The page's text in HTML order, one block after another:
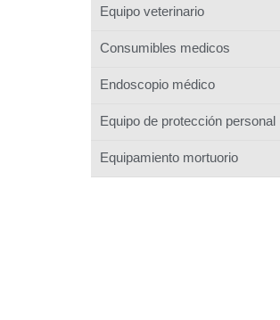
Equipo veterinario
Consumibles medicos
Endoscopio médico
Equipo de protección personal
Equipamiento mortuorio